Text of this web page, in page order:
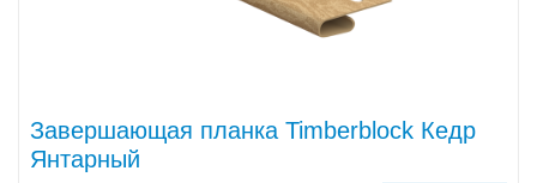
Завершающая планка Timberblock Кедр
Янтарный